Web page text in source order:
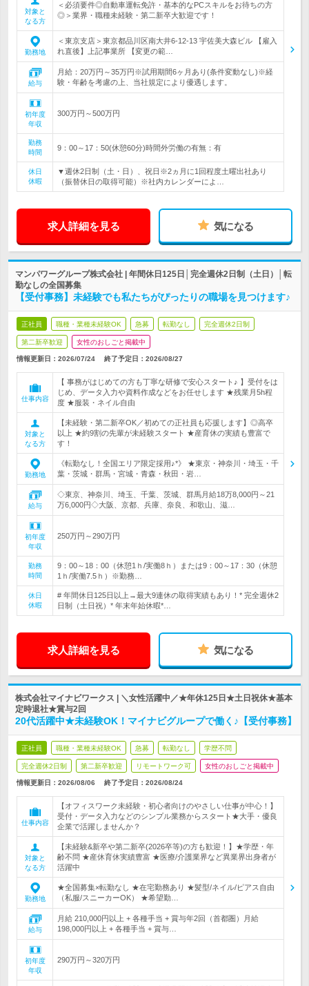
対象と
なる方
＜必須要件◎自動車運転免許・基本的なPCスキルをお待ちの方
◎＞業界・職種未経験・第二新卒大歓迎です！
勤務地
＜東京支店＞東京都品川区南大井6-12-13 宇佐美大森ビル 【雇入
れ直後】上記事業所 【変更の範…
給与
月給：20万円～35万円※試用期間6ヶ月あり(条件変動なし)※経
験・年齢を考慮の上、当社規定により優遇します。
初年度
年収
300万円～500万円
勤務
時間
9：00～17：50(休憩60分)時間外労働の有無：有
休日
休暇
▼週休2日制（土・日）、祝日※2ヵ月に1回程度土曜出社あり
（振替休日の取得可能）※社内カレンダーによ…
求人詳細を見る 気になる
マンパワーグループ株式会社 | 年間休日125日│完全週休2日制（土日）│転
勤なしの全国募集
【受付事務】未経験でも私たちがぴったりの職場を見つけます♪
正社員 職種・業種未経験OK 急募 転勤なし 完全週休2日制
第二新卒歓迎 女性のおしごと掲載中
情報更新日：2026/07/24 終了予定日： 2026/08/27
仕事内容
【 事務がはじめての方も丁寧な研修で安心スタート♪ 】受付をは
じめ、データ入力や資料作成などをお任せします ★残業月5h程
度 ★服装・ネイル自由
対象と
なる方
【未経験・第二新卒OK／初めての正社員も応援します】◎高卒
以上 ★約9割の先輩が未経験スタート ★産育休の実績も豊富で
す！
勤務地
《転勤なし！全国エリア限定採用♪*》 ★東京・神奈川・埼玉・千
葉・茨城・群馬・宮城・青森・秋田・岩…
給与
◇東京、神奈川、埼玉、千葉、茨城、群馬月給18万8,000円～21
万6,000円◇大阪、京都、兵庫、奈良、和歌山、滋…
初年度
年収
250万円～290万円
勤務
時間
9：00～18：00（休憩1ｈ/実働8ｈ）または9：00～17：30（休憩
1ｈ/実働7.5ｈ）※勤務…
休日
休暇
# 年間休日125日以上→最大9連休の取得実績もあり！* 完全週休2
日制（土日祝）* 年末年始休暇*…
求人詳細を見る 気になる
株式会社マイナビワークス | ＼女性活躍中／★年休125日★土日祝休★基本
定時退社★賞与2回
20代活躍中★未経験OK！マイナビグループで働く♪【受付事務】
正社員 職種・業種未経験OK 急募 転勤なし 学歴不問
完全週休2日制 第二新卒歓迎 リモートワーク可 女性のおしごと掲載中
情報更新日：2026/08/06 終了予定日： 2026/08/24
仕事内容
【オフィスワーク未経験・初心者向けのやさしい仕事が中心！】
受付・データ入力などのシンプル業務からスタート★大手・優良
企業で活躍しませんか？
対象と
なる方
【未経験&新卒や第二新卒(2026卒等)の方も歓迎！】★学歴・年
齢不問 ★産休育休実績豊富 ★医療/介護業界など異業界出身者が
活躍中
勤務地
★全国募集×転勤なし ★在宅勤務あり ★髪型/ネイル/ピアス自由
（私服/スニーカーOK） ★希望勤…
給与
月給 210,000円以上 + 各種手当 + 賞与年2回（首都圏）月給
198,000円以上 + 各種手当 + 賞与…
初年度
年収
290万円～320万円